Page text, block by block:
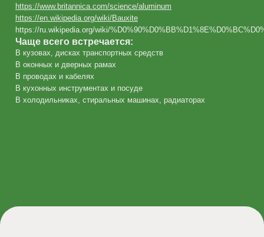
https://www.britannica.com/science/aluminum
https://en.wikipedia.org/wiki/Bauxite
https://ru.wikipedia.org/wiki/
Чаще всего встречается:
В кузовах, дисках транспортных средств
В оконных и дверных рамах
В проводах и кабелях
В кухонных инструментах и ​​посуде
В холодильниках, стиральных машинах, радиаторах